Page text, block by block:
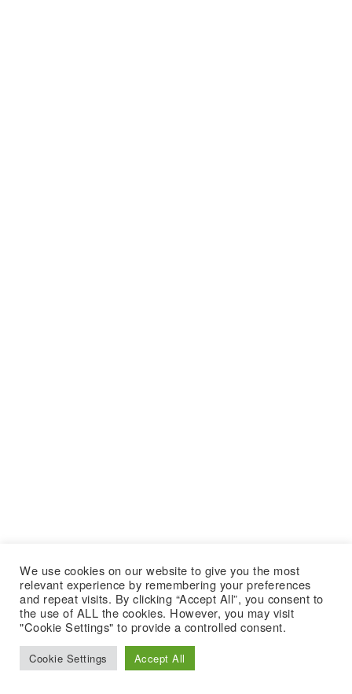
We use cookies on our website to give you the most
relevant experience by remembering your preferences
and repeat visits. By clicking “Accept All”, you consent to
the use of ALL the cookies. However, you may visit
"Cookie Settings" to provide a controlled consent.
Cookie Settings Accept All